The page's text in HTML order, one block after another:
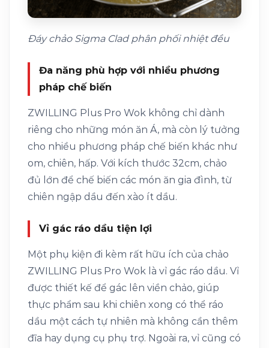
Đáy chảo Sigma Clad phân phối nhiệt đều
Đa năng phù hợp với nhiều phương
pháp chế biến
ZWILLING Plus Pro Wok không chỉ dành
riêng cho những món ăn Á, mà còn lý tưởng
cho nhiều phương pháp chế biến khác như
om, chiên, hấp. Với kích thước 32cm, chảo
đủ lớn để chế biến các món ăn gia đình, từ
chiên ngập dầu đến xào ít dầu.
Vỉ gác ráo dầu tiện lợi
Một phụ kiện đi kèm rất hữu ích của chảo
ZWILLING Plus Pro Wok là vỉ gác ráo dầu. Vỉ
được thiết kế để gác lên viền chảo, giúp
thực phẩm sau khi chiên xong có thể ráo
dầu một cách tự nhiên mà không cần thêm
đĩa hay dụng cụ phụ trợ. Ngoài ra, vỉ cũng có